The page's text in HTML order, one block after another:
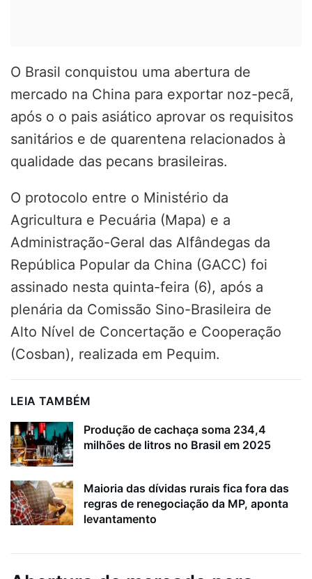
O Brasil conquistou uma abertura de
mercado na China para exportar noz-pecã,
após o o pais asiático aprovar os requisitos
sanitários e de quarentena relacionados à
qualidade das pecans brasileiras.
O protocolo entre o Ministério da
Agricultura e Pecuária (Mapa) e a
Administração-Geral das Alfândegas da
República Popular da China (GACC) foi
assinado nesta quinta-feira (6), após a
plenária da Comissão Sino-Brasileira de
Alto Nível de Concertação e Cooperação
(Cosban), realizada em Pequim.
LEIA TAMBÉM
Produção de cachaça soma 234,4
milhões de litros no Brasil em 2025
Maioria das dívidas rurais fica fora das
regras de renegociação da MP, aponta
levantamento